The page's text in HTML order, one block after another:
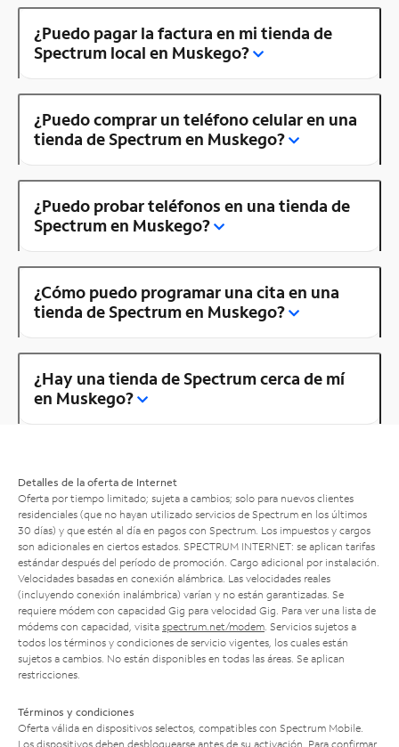
¿Puedo pagar la factura en mi tienda de
Spectrum local en Muskego?
¿Puedo comprar un teléfono celular en una
tienda de Spectrum en Muskego?
¿Puedo probar teléfonos en una tienda de
Spectrum en Muskego?
¿Cómo puedo programar una cita en una
tienda de Spectrum en Muskego?
¿Hay una tienda de Spectrum cerca de mí
en Muskego?
Detalles de la oferta de Internet
Oferta por tiempo limitado; sujeta a cambios; solo para nuevos clientes
residenciales (que no hayan utilizado servicios de Spectrum en los últimos
30 días) y que estén al día en pagos con Spectrum. Los impuestos y cargos
son adicionales en ciertos estados. SPECTRUM INTERNET: se aplican tarifas
estándar después del período de promoción. Cargo adicional por instalación.
Velocidades basadas en conexión alámbrica. Las velocidades reales
(incluyendo conexión inalámbrica) varían y no están garantizadas. Se
requiere módem con capacidad Gig para velocidad Gig. Para ver una lista de
módems con capacidad, visita spectrum.net/modem . Servicios sujetos a
todos los términos y condiciones de servicio vigentes, los cuales están
sujetos a cambios. No están disponibles en todas las áreas. Se aplican
restricciones.
Términos y condiciones
Oferta válida en dispositivos selectos, compatibles con Spectrum Mobile.
Los dispositivos deben desbloquearse antes de su activación. Para confirmar